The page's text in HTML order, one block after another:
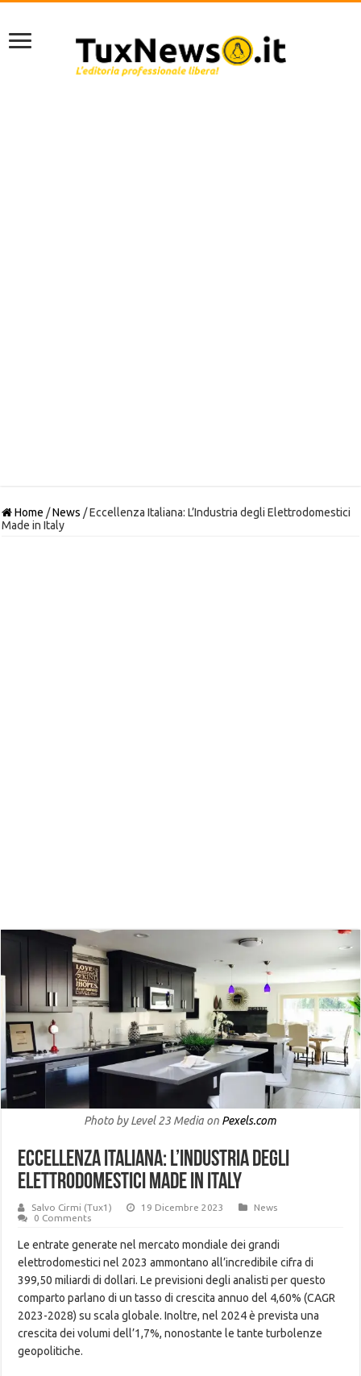
Home /News /Eccellenza Italiana: L’Industria degli Elettrodomestici
Made in Italy
Photo by Level 23 Media on Pexels.com
Eccellenza Italiana: L’Industria degli
Elettrodomestici Made in Italy
Salvo Cirmi (Tux1) 19 Dicembre 2023
News
0 Comments
Le entrate generate nel mercato mondiale dei grandi
elettrodomestici nel 2023 ammontano all’incredibile cifra di
399,50 miliardi di dollari. Le previsioni degli analisti per questo
comparto parlano di un tasso di crescita annuo del 4,60% (CAGR
2023-2028) su scala globale. Inoltre, nel 2024 è prevista una
crescita dei volumi dell’1,7%, nonostante le tante turbolenze
geopolitiche.